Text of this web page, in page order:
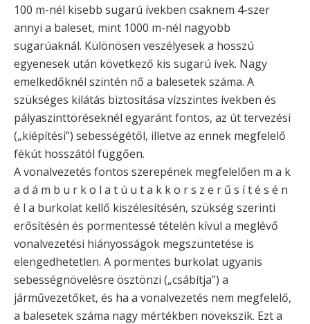
100 m-nél kisebb sugarú ívekben csaknem 4-szer
annyi a baleset, mint 1000 m-nél nagyobb
sugarúaknál. Különösen veszélyesek a hosszú
egyenesek után következő kis sugarú ívek. Nagy
emelkedőknél szintén nő a balesetek száma. A
szükséges kilátás biztosítása vízszintes ívekben és
pályaszinttöréseknél egyaránt fontos, az út tervezési
(„kiépítési”) sebességétől, illetve az ennek megfelelő
fékút hosszától függően.
A vonalvezetés fontos szerepének megfelelően m a k
a d á m b u r k o l a t ú u t a k k o r s z e r ű s í t é s é n
é l a burkolat kellő kiszélesítésén, szükség szerinti
erősítésén és pormentessé tételén kívül a meglévő
vonalvezetési hiányosságok megszüntetése is
elengedhetetlen. A pormentes burkolat ugyanis
sebességnövelésre ösztönzi („csábítja”) a
járművezetőket, és ha a vonalvezetés nem megfelelő,
a balesetek száma nagy mértékben növekszik. Ezt a